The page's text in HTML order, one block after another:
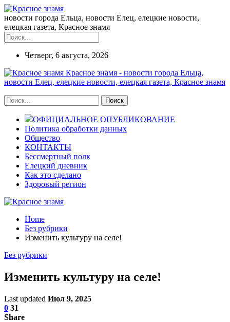
новости города Ельца, новости Елец, елецкие новости,
елецкая газета, Красное знамя
Четверг, 6 августа, 2026
Красное знамя - новости города Ельца,
новости Елец, елецкие новости, елецкая газета, Красное знамя
ОФИЦИАЛЬНОЕ ОПУБЛИКОВАНИЕ
Политика обработки данных
Общество
КОНТАКТЫ
Бессмертный полк
Елецкий дневник
Как это сделано
Здоровый регион
Home
Без рубрики
Изменить культуру на селе!
Без рубрики
Изменить культуру на селе!
Last updated Июл 9, 2025
0 31
Share